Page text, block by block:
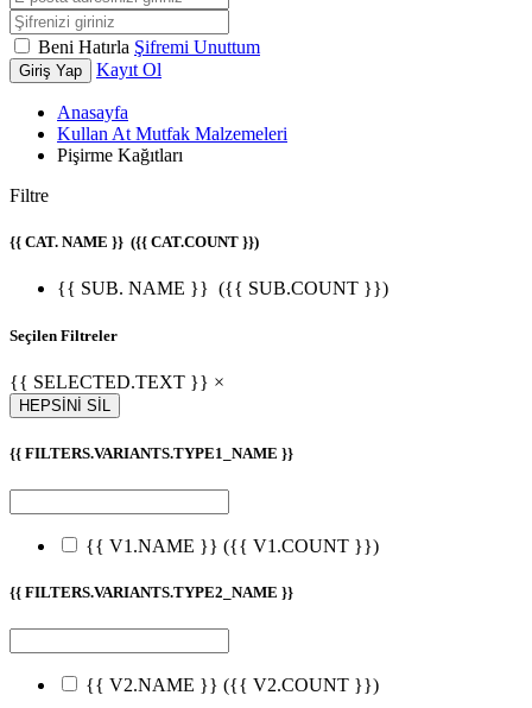
Beni Hatırla Şifremi Unuttum
Giriş Yap Kayıt Ol
Anasayfa
Kullan At Mutfak Malzemeleri
Pişirme Kağıtları
Filtre
{{ CAT. NAME }} ({{ CAT.COUNT }})
{{ SUB. NAME }} ({{ SUB.COUNT }})
Seçilen Filtreler
{{ SELECTED.TEXT }} ×
HEPSİNİ SİL
{{ FILTERS.VARIANTS.TYPE1_NAME }}
{{ V1.NAME }} ({{ V1.COUNT }})
{{ FILTERS.VARIANTS.TYPE2_NAME }}
{{ V2.NAME }} ({{ V2.COUNT }})